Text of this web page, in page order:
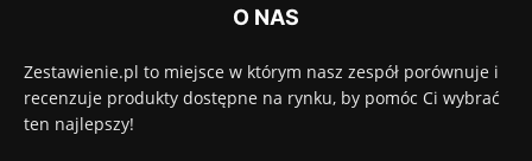
O NAS
Zestawienie.pl to miejsce w którym nasz zespół porównuje i
recenzuje produkty dostępne na rynku, by pomóc Ci wybrać
ten najlepszy!